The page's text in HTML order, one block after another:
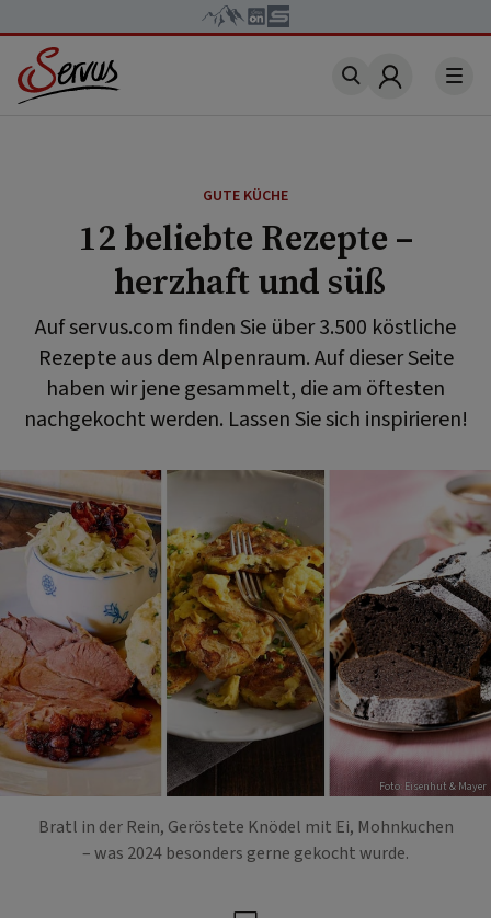
Account
GUTE KÜCHE
12 beliebte Rezepte –
herzhaft und süß
Auf servus.com finden Sie über 3.500 köstliche
Rezepte aus dem Alpenraum. Auf dieser Seite
haben wir jene gesammelt, die am öftesten
nachgekocht werden. Lassen Sie sich inspirieren!
Foto: Eisenhut & Mayer
Bratl in der Rein, Geröstete Knödel mit Ei, Mohnkuchen
– was 2024 besonders gerne gekocht wurde.